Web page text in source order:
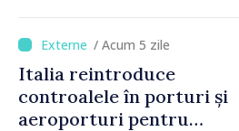
/ Acum 5 zile
Italia reintroduce
controalele în porturi și
aeroporturi pentru